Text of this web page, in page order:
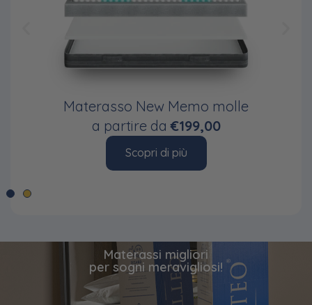
Materasso New Memo molle
a partire da€199,00
Scopri di più
Materassi migliori
per sogni meravigliosi!